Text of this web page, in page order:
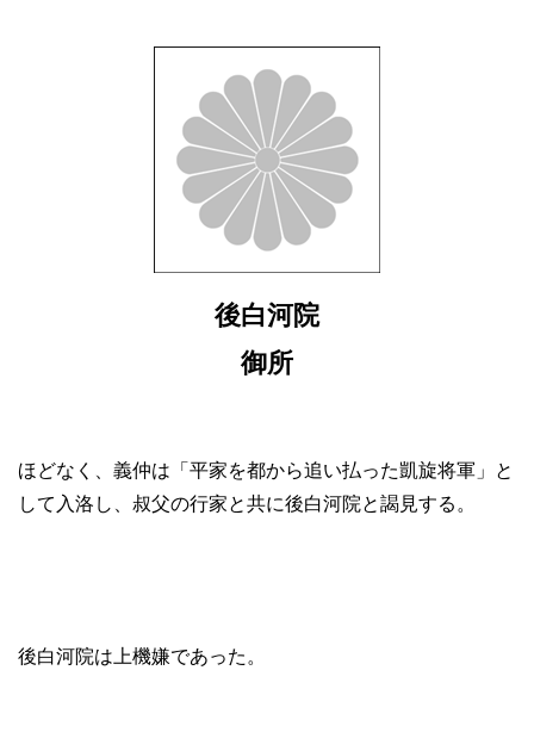
後白河院
御所
ほどなく、義仲は「平家を都から追い払った凱旋将軍」と
して入洛し、叔父の行家と共に後白河院と謁見する。
後白河院は上機嫌であった。